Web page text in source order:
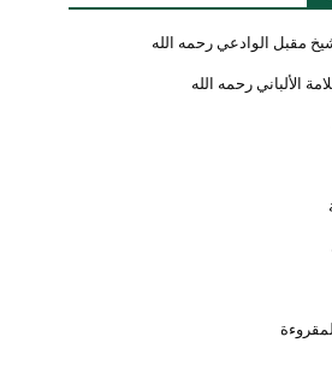
مقبل الوادعي رحمه الله
الألباني رحمه الله